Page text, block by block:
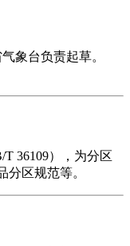
象台负责起草。
36109），为分区
区规范等。